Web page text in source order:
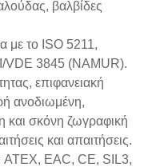
βαλβίδες
με το ISO 5211,
VDE 3845 (NAMUR).
επιφανειακή
ανοδιωμένη,
και σκόνη ζωγραφική
και απαιτήσεις.
ATEX, EAC, CE, SIL3,